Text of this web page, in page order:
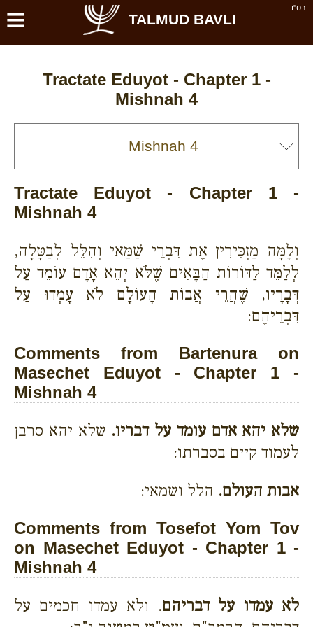
בס''ד ≡ TALMUD BAVLI
Tractate Eduyot - Chapter 1 -
Mishnah 4
Tractate Eduyot - Chapter 1 -
Mishnah 4
וְלָמָּה מַזְכִּירִין אֶת דִּבְרֵי שַׁמַּאי וְהִלֵּל לְבַטָּלָה,
לְלַמֵּד לַדּוֹרוֹת הַבָּאִים שֶׁלֹּא יְהֵא אָדָם עוֹמֵד עַל
דְּבָרָיו, שֶׁהֲרֵי אֲבוֹת הָעוֹלָם לֹא עָמְדוּ עַל
דִּבְרֵיהֶם:
Comments from Bartenura on
Masechet Eduyot - Chapter 1 -
Mishnah 4
שלא יהא אדם עומד על דבריו. שלא יהא סרבן
לעמוד קיים בסברתו:
אבות העולם. הלל ושמאי:
Comments from Tosefot Yom Tov
on Masechet Eduyot - Chapter 1 -
Mishnah 4
לא עמדו על דבריהם. ולא עמדו חכמים על